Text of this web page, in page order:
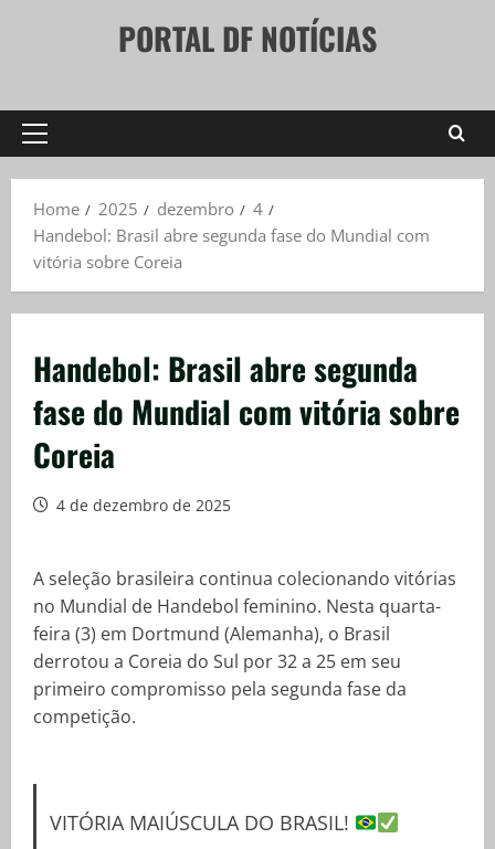
PORTAL DF NOTÍCIAS
Primary
Home
2025 dezembro
4
Handebol: Brasil abre segunda fase do Mundial com
vitória sobre Coreia
Handebol: Brasil abre segunda
fase do Mundial com vitória sobre
Coreia
4 de dezembro de 2025
A seleção brasileira continua colecionando vitórias
no Mundial de Handebol feminino. Nesta quarta-
feira (3) em Dortmund (Alemanha), o Brasil
derrotou a Coreia do Sul por 32 a 25 em seu
primeiro compromisso pela segunda fase da
competição.
VITÓRIA MAIÚSCULA DO BRASIL!